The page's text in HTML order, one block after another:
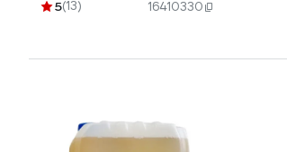
5(13) 16410330